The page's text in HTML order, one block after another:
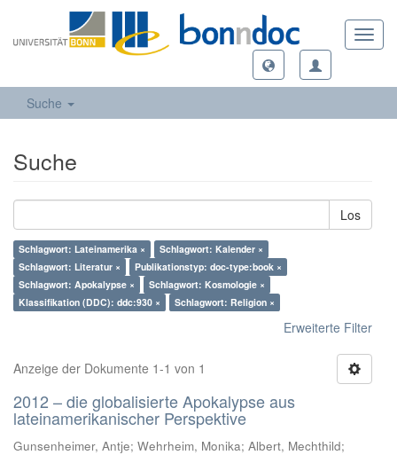
Suche
Suche
Los
Schlagwort: Lateinamerika ×
Schlagwort: Kalender ×
Schlagwort: Literatur ×
Publikationstyp: doc-type:book ×
Schlagwort: Apokalypse ×
Schlagwort: Kosmologie ×
Klassifikation (DDC): ddc:930 ×
Schlagwort: Religion ×
Erweiterte Filter
Anzeige der Dokumente 1-1 von 1
2012 – die globalisierte Apokalypse aus
lateinamerikanischer Perspektive
Gunsenheimer, Antje; Wehrheim, Monika; Albert, Mechthild;